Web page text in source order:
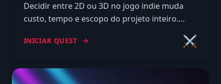
Decidir entre 2D ou 3D no jogo indie muda
custo, tempo e escopo do projeto inteiro.
critérios pra escolher certo.
INICIAR QUEST ⚔️